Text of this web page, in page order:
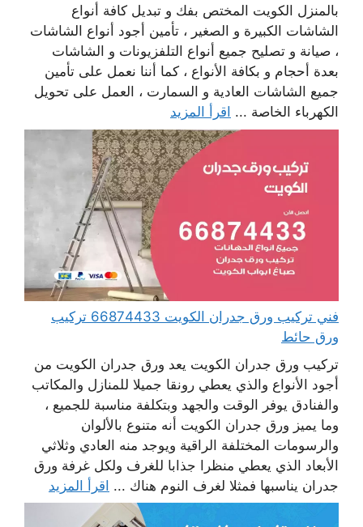
بالمنزل الكويت المختص بفك و تبديل كافة أنواع
الشاشات الكبيرة و الصغير ، تأمين أجود أنواع الشاشات
، صيانة و تصليح جميع أنواع التلفزيونات و الشاشات
بعدة أحجام و بكافة الأنواع ، كما أننا نعمل على تأمين
جميع الشاشات العادية و السمارت ، العمل على تحويل
الكهرباء الخاصة ... اقرأ المزيد
فني تركيب ورق جدران الكويت 66874433 تركيب
ورق حائط
تركيب ورق جدران الكويت يعد ورق جدران الكويت من
أجود الأنواع والذي يعطي رونقا جميلا للمنازل والمكاتب
والفنادق يوفر الوقت والجهد وبتكلفة مناسبة للجميع ،
وما يميز ورق جدران الكويت أنه متنوع بالألوان
والرسومات المختلفة الراقية ويوجد منه العادي وثلاثي
الأبعاد الذي يعطي منظرا جذابا للغرف ولكل غرفة ورق
جدران يناسبها فمثلا لغرف النوم هناك ... اقرأ المزيد